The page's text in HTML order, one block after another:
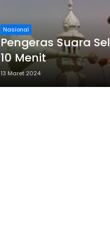
Nasional
Pengeras Suara
10 Menit
13 Maret 2024